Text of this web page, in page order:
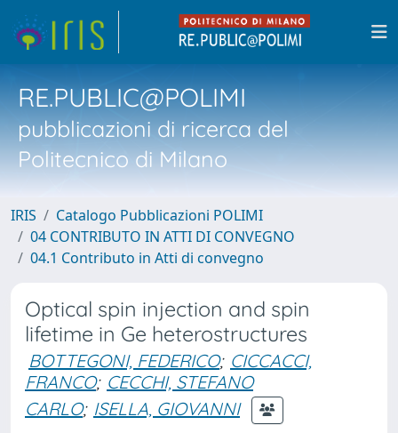
RE.PUBLIC@POLIMI
pubblicazioni di ricerca del
Politecnico di Milano
IRIS
Catalogo Pubblicazioni POLIMI
04 CONTRIBUTO IN ATTI DI CONVEGNO
04.1 Contributo in Atti di convegno
Optical spin injection and spin
lifetime in Ge heterostructures
BOTTEGONI, FEDERICO; CICCACCI,
FRANCO; CECCHI, STEFANO
CARLO; ISELLA, GIOVANNI